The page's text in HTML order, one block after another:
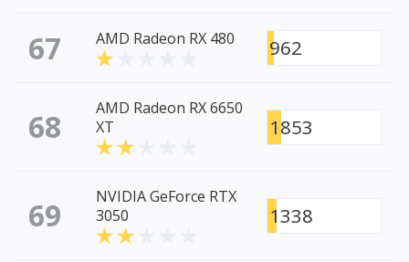
67 AMD Radeon RX 480 962
68
AMD Radeon RX 6650
XT
1853
69
NVIDIA GeForce RTX
3050
1338